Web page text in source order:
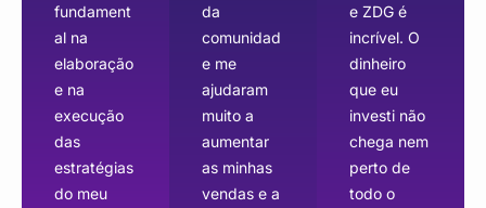
fundament
al na
elaboração
e na
execução
das
estratégias
do meu
da
comunidad
e me
ajudaram
muito a
aumentar
as minhas
vendas e a
e ZDG é
incrível. O
dinheiro
que eu
investi não
chega nem
perto de
todo o